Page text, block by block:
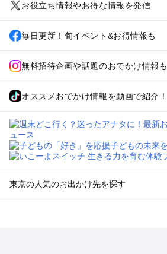
お役立ち情報やお得な情報を発信
毎日更新！旬イベント&お得情報も
無料招待企画や話題のおでかけ情報も
オススメおでかけ情報を動画で紹介！
東京の人気のお出かけ先を探す